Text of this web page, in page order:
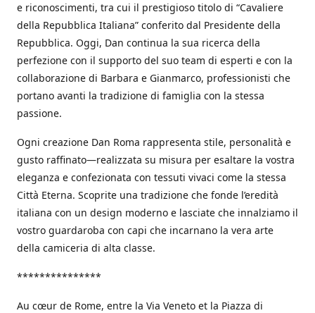
e riconoscimenti, tra cui il prestigioso titolo di “Cavaliere
della Repubblica Italiana” conferito dal Presidente della
Repubblica. Oggi, Dan continua la sua ricerca della
perfezione con il supporto del suo team di esperti e con la
collaborazione di Barbara e Gianmarco, professionisti che
portano avanti la tradizione di famiglia con la stessa
passione.
Ogni creazione Dan Roma rappresenta stile, personalità e
gusto raffinato—realizzata su misura per esaltare la vostra
eleganza e confezionata con tessuti vivaci come la stessa
Città Eterna. Scoprite una tradizione che fonde l’eredità
italiana con un design moderno e lasciate che innalziamo il
vostro guardaroba con capi che incarnano la vera arte
della camiceria di alta classe.
***************
Au cœur de Rome, entre la Via Veneto et la Piazza di